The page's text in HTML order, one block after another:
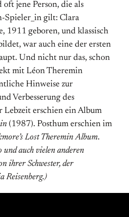
oft jene Person, die als
Spieler_in gilt: Clara
1911 geboren, und klassisch
war auch eine der ersten
Und nicht nur das, schon
mit Léon Theremin
Hinweise zur
Verbesserung des
Lebzeit erschien ein Album
(1987). Posthum erschien im
Lost Theremin Album.
und auch vielen anderen
ihrer Schwester, der
Reisenberg.)